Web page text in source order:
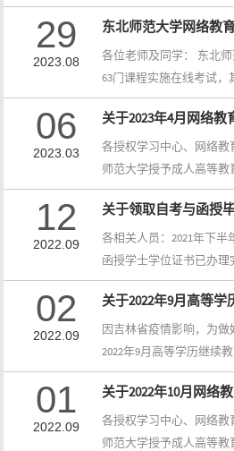
上完成申请操作。现将
学士学位条件 2023年7月
生，需满足《东北师范
学士学位实施细则(试行)
（详见附件）规定的相
1．平台开放申请学位时间
0:...
29
2023.08
各位老师及同学： 东北
63门课程实施在线考试，
实操类课程，须考生提
答后，从网考系统提交）
式及要求参见附件1.《东
划》。考生须登陆在线考
通知如下：一、重要提
习平台进入“我的考试-我
06
2023.03
各授权学习中心、网络
师范大学授予成人高等
（试行）>的通知》（东
校网络教育非英语专业
中，外语水平要求条款
课《大学英语》全国统一
的内容。为此，我校网
理完《大学英语B》、《
12
2022.09
关于领取自考与函授
各相关人员：2021年下半
函授学士学位证书已办
行封闭管理。为了方便
（邮寄需到付），请申请
确认学位证书邮寄地址。
3日（双休日节假日除外） 上午9：00—11
0，下午13：30—14：30 联 系 人：郑老师、李老师
联系电话: 0431-85099507...
02
2022.09
因吉林省疫情影响，为
2022年9月高等学历继续
落实新冠肺炎疫情防控
作人员的身体健康和生
原计划9月11日—12日举
排，改为“居家+双机位”
01
2022.09
各授权学习中心、网络
师范大学授予成人高等